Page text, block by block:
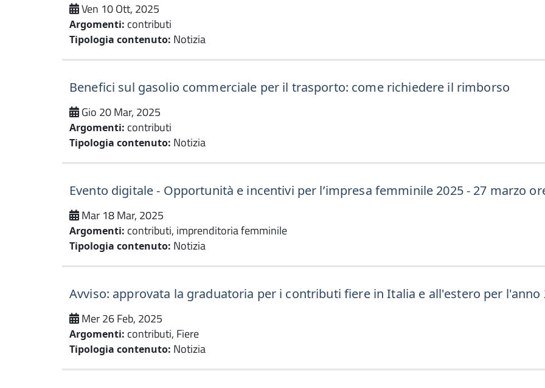
Ven 10 Ott, 2025
Argomenti: contributi
Tipologia contenuto: Notizia
Benefici sul gasolio commerciale per il trasporto: come richiedere il rimborso
Gio 20 Mar, 2025
Argomenti: contributi
Tipologia contenuto: Notizia
Evento digitale - Opportunità e incentivi per l’impresa femminile 2025 - 27 marzo
Mar 18 Mar, 2025
Argomenti: contributi, imprenditoria femminile
Tipologia contenuto: Notizia
Avviso: approvata la graduatoria per i contributi fiere in Italia e all'estero per l'anno
Mer 26 Feb, 2025
Argomenti: contributi, Fiere
Tipologia contenuto: Notizia